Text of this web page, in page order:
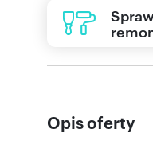
Opis oferty